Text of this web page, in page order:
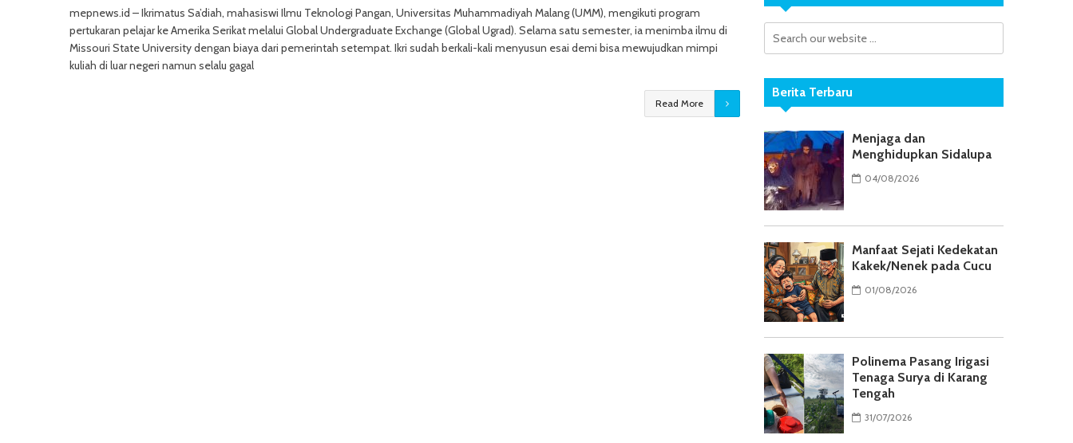
mepnews.id – Ikrimatus Sa’diah, mahasiswi Ilmu Teknologi Pangan, Universitas Muhammadiyah Malang (UMM), mengikuti program
pertukaran pelajar ke Amerika Serikat melalui Global Undergraduate Exchange (Global Ugrad). Selama satu semester, ia menimba ilmu di
Missouri State University dengan biaya dari pemerintah setempat. Ikri sudah berkali-kali menyusun esai demi bisa mewujudkan mimpi
kuliah di luar negeri namun selalu gagal
Read More
Berita Terbaru
Menjaga dan
Menghidupkan Sidalupa
04/08/2026
Manfaat Sejati Kedekatan
Kakek/Nenek pada Cucu
01/08/2026
Polinema Pasang Irigasi
Tenaga Surya di Karang
Tengah
31/07/2026